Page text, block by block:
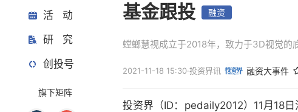
活 动
研 究
创投号
旗下矩阵
基金跟投
融资
螳螂慧视成立于2018年，致力于3D视觉的
2021-11-18 15:30·投资界讯 融资大事件
投资界（ID：pedaily2012）11月18